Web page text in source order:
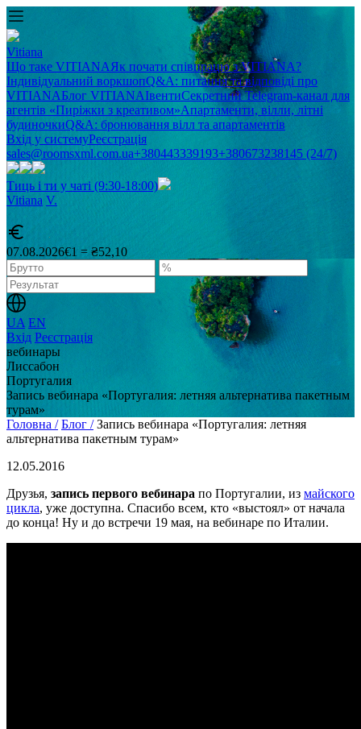
Vitiana
Що таке VITIANAЯк почати співпрацю з VITIANA?
Індивідуальний воркшопQ&A: питання та відповіді про
VITIANAБлог VITIANAІвентиСекретний Telegram-канал для
агентів «Пиріжки з креативом»Апартаменти, вілли, літні
будиночкиQ&A: бронювання вілл та апартаментів
Вхід у системуРеєстрація
sales@roomsxml.com.ua+380443339193+380673238145 (24/7)
Тиць і ти у чаті (9:30-18:00)
Vitiana V.
07.08.2026€1 = ₴52,10
UA EN
Вхід Реєстрація
вебинары
Лиссабон
Португалия
Запись вебинара «Португалия: летняя альтернатива пакетным
турам»
Головна / Блог / Запись вебинара «Португалия: летняя
альтернатива пакетным турам»
12.05.2016
Друзья, запись первого вебинара по Португалии, из майского
цикла, уже доступна. Спасибо всем, кто «выстоял» от начала
до конца! Ну и до встречи 19 мая, на вебинаре по Италии.